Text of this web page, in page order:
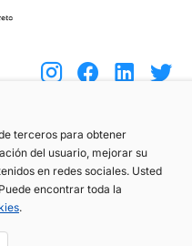
terceros para obtener
del usuario, mejorar su
en redes sociales. Usted
encontrar toda la
.
(+34) 744 408 070
info@motoreto.com